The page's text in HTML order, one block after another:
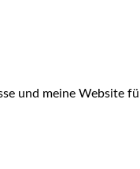
und meine Website